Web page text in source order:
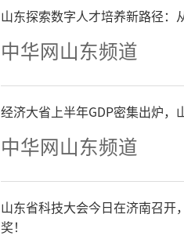
示，2021年至
疫苗及接种费
政补助）。牵
灭活疫苗、重
技术路线的单
山东探索数字人才培养新路径
中华网山东频道
经济大省上半年GDP密集出炉，
中华网山东频道
山东省科技大会今日在济南召开
奖！